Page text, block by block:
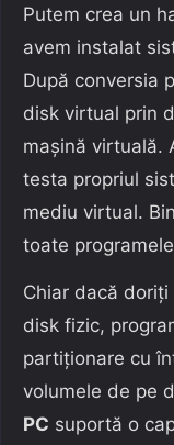
Putem crea un
avem instalat
După conversia
disk virtual prin
mașină virtuală.
testa propriul
mediu virtual.
toate
Chiar dacă
disk fizic,
partiționare cu
volumele de pe
PC suportă o